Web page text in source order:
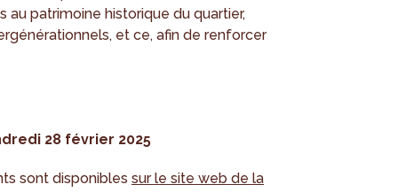
au patrimoine historique du quartier,
et ce, afin de renforcer
28 février 2025
sont disponiblessur le site web de la